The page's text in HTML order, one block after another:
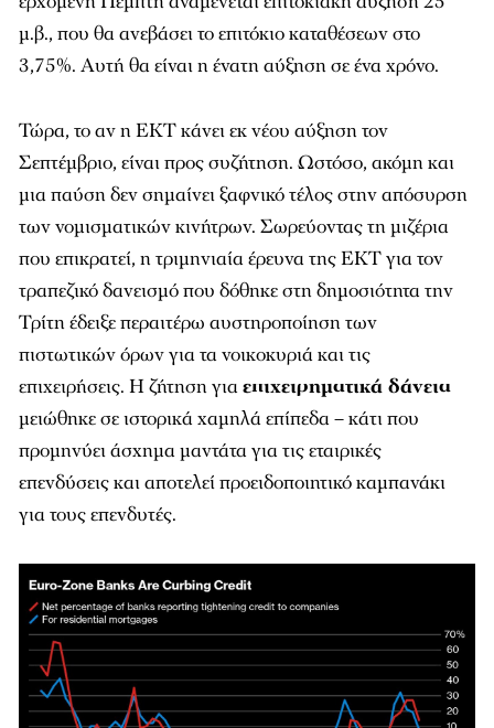
μ.β., που θα ανεβάσει το επιτόκιο καταθέσεων στο
3,75%. Αυτή θα είναι η ένατη αύξηση σε ένα χρόνο.
Τώρα, το αν η ΕΚΤ κάνει εκ νέου αύξηση τον
Σεπτέμβριο, είναι προς συζήτηση. Ωστόσο, ακόμη και
μια παύση δεν σημαίνει ξαφνικό τέλος στην απόσυρση
των νομισματικών κινήτρων. Σωρεύοντας τη μιζέρια
που επικρατεί, η τριμηνιαία έρευνα της ΕΚΤ για τον
τραπεζικό δανεισμό που δόθηκε στη δημοσιότητα την
Τρίτη έδειξε περαιτέρω αυστηροποίηση των
πιστωτικών όρων για τα νοικοκυριά και τις
επιχειρήσεις. Η ζήτηση γιαεπιχειρηματικά δάνεια
μειώθηκε σε ιστορικά χαμηλά επίπεδα – κάτι που
προμηνύει άσχημα μαντάτα για τις εταιρικές
επενδύσεις και αποτελεί προειδοποιητικό καμπανάκι
για τους επενδυτές.